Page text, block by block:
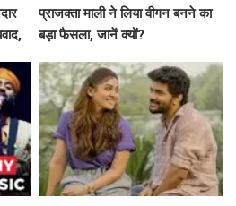
प्राजक्ता माली ने लिया वीगन बनने का
बड़ा फैसला, जानें क्यों?